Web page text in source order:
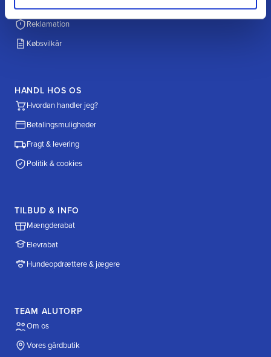
Reklamation
Købsvilkår
HANDL HOS OS
Hvordan handler jeg?
Betalingsmuligheder
Fragt & levering
Politik & cookies
TILBUD & INFO
Mængderabat
Elevrabat
Hundeopdrættere & jægere
TEAM ALUTORP
Om os
Vores gårdbutik